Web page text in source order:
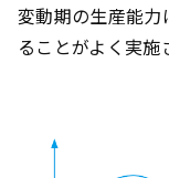
変動期の生産能
ることがよく実施